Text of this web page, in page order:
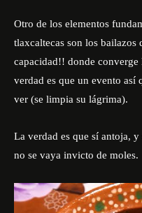
Otro de los elementos
tlaxcaltecas son los bailazos
capacidad!! donde
verdad es que un evento así
ver (se limpia su lágrima).
La verdad es que sí antoja, y
no se vaya invicto de moles.